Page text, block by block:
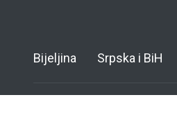
Bijeljina Srpska i BiH